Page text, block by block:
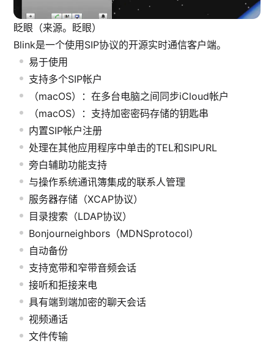
眨眼（来源。眨眼）
Blink是一个使用SIP协议的开源实时通信客户端。
易于使用
支持多个SIP帐户
（macOS）：在多台电脑之间同步iCloud帐户
（macOS）：支持加密密码存储的钥匙串
内置SIP帐户注册
处理在其他应用程序中单击的TEL和SIPURL
旁白辅助功能支持
与操作系统通讯簿集成的联系人管理
服务器存储（XCAP协议）
目录搜索（LDAP协议）
Bonjourneighbors（MDNSprotocol）
自动备份
支持宽带和窄带音频会话
接听和拒接来电
具有端到端加密的聊天会话
视频通话
文件传输